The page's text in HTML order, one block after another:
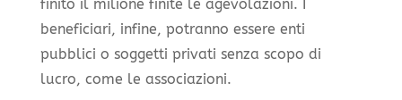
finito il milione finite le agevolazioni. I
beneficiari, infine, potranno essere enti
pubblici o soggetti privati senza scopo di
lucro, come le associazioni.